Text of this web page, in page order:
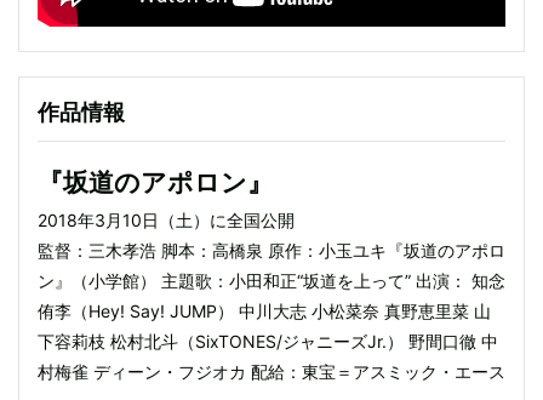
作品情報
『坂道のアポロン』
2018年3月10日（土）に全国公開
監督：三木孝浩 脚本：高橋泉 原作：小玉ユキ『坂道のアポロ
ン』（小学館） 主題歌：小田和正“坂道を上って” 出演： 知念
侑李（Hey! Say! JUMP） 中川大志 小松菜奈 真野恵里菜 山
下容莉枝 松村北斗（SixTONES/ジャニーズJr.） 野間口徹 中
村梅雀 ディーン・フジオカ 配給：東宝＝アスミック・エース